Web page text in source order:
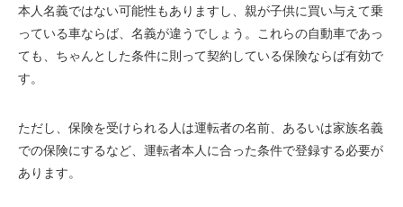
本人名義ではない可能性もありますし、親が子供に買い与えて乗
っている車ならば、名義が違うでしょう。これらの自動車であっ
ても、ちゃんとした条件に則って契約している保険ならば有効で
す。
ただし、保険を受けられる人は運転者の名前、あるいは家族名義
での保険にするなど、運転者本人に合った条件で登録する必要が
あります。